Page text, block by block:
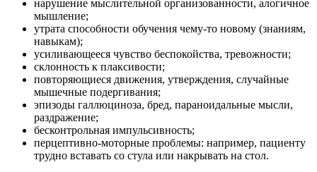
нарушение мыслительной организованности, алогичное
мышление;
утрата способности обучения чему-то новому (знаниям,
навыкам);
усиливающееся чувство беспокойства, тревожности;
склонность к плаксивости;
повторяющиеся движения, утверждения, случайные
мышечные подергивания;
эпизоды галлюциноза, бред, параноидальные мысли,
раздражение;
бесконтрольная импульсивность;
перцептивно-моторные проблемы: например, пациенту
трудно вставать со стула или накрывать на стол.